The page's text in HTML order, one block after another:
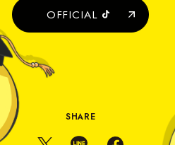
の
間
OFFICIAL
SHARE